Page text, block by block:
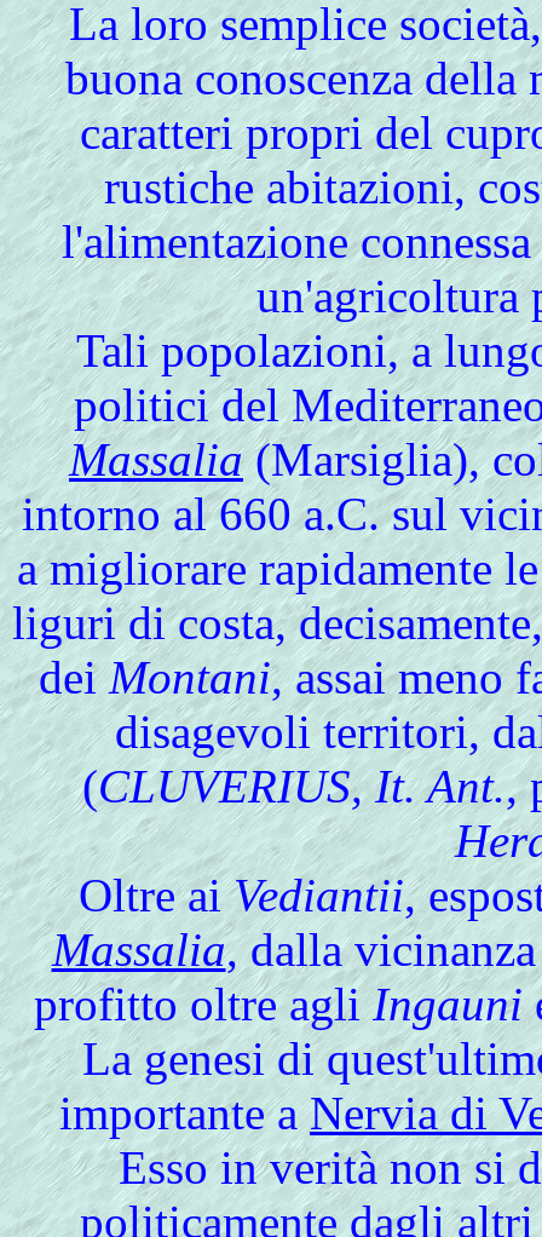
La loro semplice
buona conoscenza
caratteri propri del
rustiche abitazioni,
l'alimentazione
un'agricoltura
Tali popolazioni, a
politici del
Massalia(Marsiglia),
intorno al 660 a.C. sul
a migliorare rapidamente
liguri di costa,
deiMontani, assai meno
disagevoli territori,
(CLUVERIUS, It. Ant.,
Oltre aiVediantii,
Massalia, dalla
profitto oltre agliIngauni
La genesidi
importante aNervia di
Esso in verità non si
politicamente dagli